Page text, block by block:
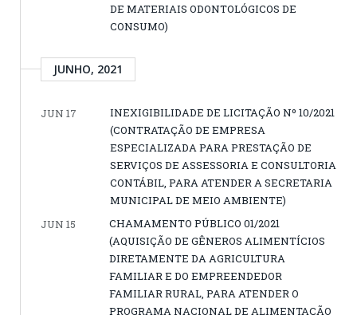
DE MATERIAIS ODONTOLÓGICOS DE
CONSUMO)
JUNHO, 2021
JUN 17
INEXIGIBILIDADE DE LICITAÇÃO Nº 10/2021
(CONTRATAÇÃO DE EMPRESA
ESPECIALIZADA PARA PRESTAÇÃO DE
SERVIÇOS DE ASSESSORIA E CONSULTORIA
CONTÁBIL, PARA ATENDER A SECRETARIA
MUNICIPAL DE MEIO AMBIENTE)
JUN 15
CHAMAMENTO PÚBLICO 01/2021
(AQUISIÇÃO DE GÊNEROS ALIMENTÍCIOS
DIRETAMENTE DA AGRICULTURA
FAMILIAR E DO EMPREENDEDOR
FAMILIAR RURAL, PARA ATENDER O
PROGRAMA NACIONAL DE ALIMENTAÇÃO